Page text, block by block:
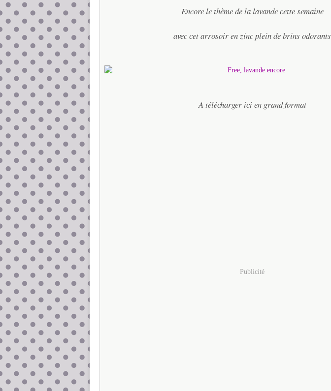
Encore le thème de la lavande cette semaine
avec cet arrosoir en zinc plein de brins odorants
A télécharger ici en grand format
Publicité